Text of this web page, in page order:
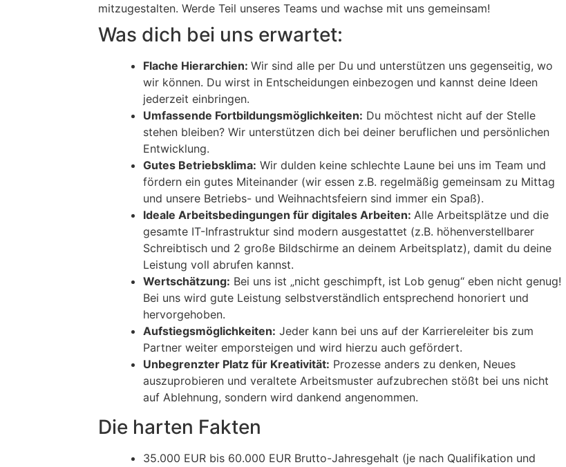
mitzugestalten. Werde Teil unseres Teams und wachse mit uns gemeinsam!
Was dich bei uns erwartet:
Flache Hierarchien: Wir sind alle per Du und unterstützen uns gegenseitig, wo
wir können. Du wirst in Entscheidungen einbezogen und kannst deine Ideen
jederzeit einbringen.
Umfassende Fortbildungsmöglichkeiten: Du möchtest nicht auf der Stelle
stehen bleiben? Wir unterstützen dich bei deiner beruflichen und persönlichen
Entwicklung.
Gutes Betriebsklima: Wir dulden keine schlechte Laune bei uns im Team und
fördern ein gutes Miteinander (wir essen z.B. regelmäßig gemeinsam zu Mittag
und unsere Betriebs- und Weihnachtsfeiern sind immer ein Spaß).
Ideale Arbeitsbedingungen für digitales Arbeiten: Alle Arbeitsplätze und die
gesamte IT-Infrastruktur sind modern ausgestattet (z.B. höhenverstellbarer
Schreibtisch und 2 große Bildschirme an deinem Arbeitsplatz), damit du deine
Leistung voll abrufen kannst.
Wertschätzung: Bei uns ist „nicht geschimpft, ist Lob genug“ eben nicht genug!
Bei uns wird gute Leistung selbstverständlich entsprechend honoriert und
hervorgehoben.
Aufstiegsmöglichkeiten: Jeder kann bei uns auf der Karriereleiter bis zum
Partner weiter emporsteigen und wird hierzu auch gefördert.
Unbegrenzter Platz für Kreativität: Prozesse anders zu denken, Neues
auszuprobieren und veraltete Arbeitsmuster aufzubrechen stößt bei uns nicht
auf Ablehnung, sondern wird dankend angenommen.
Die harten Fakten
35.000 EUR bis 60.000 EUR Brutto-Jahresgehalt (je nach Qualifikation und